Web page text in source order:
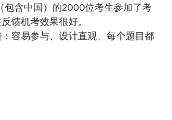
包含中国）的2000位考生参加了考
馈机考效果很好。
容易参与、设计直观、每个题目都